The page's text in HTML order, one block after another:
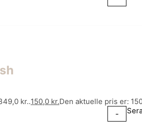
kr..150,0 kr.Den aktuelle pris er:
-